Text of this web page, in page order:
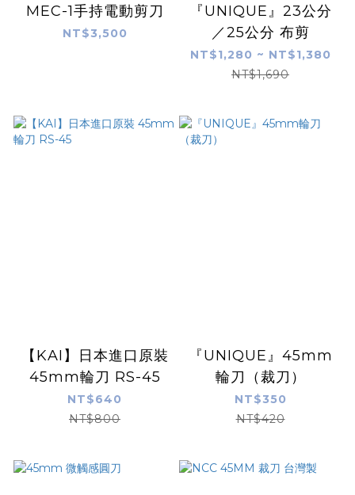
MEC-1手持電動剪刀
NT$3,500
『UNIQUE』23公分
／25公分 布剪
NT$1,280 ~ NT$1,380
NT$1,690
【KAI】日本進口原裝
45mm輪刀 RS-45
NT$640
NT$800
『UNIQUE』45mm
輪刀（裁刀）
NT$350
NT$420